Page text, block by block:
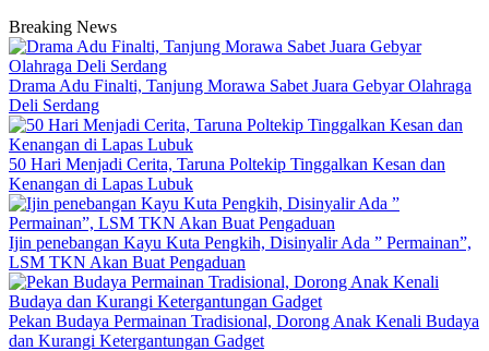
Breaking News
Drama Adu Finalti, Tanjung Morawa Sabet Juara Gebyar Olahraga
Deli Serdang
50 Hari Menjadi Cerita, Taruna Poltekip Tinggalkan Kesan dan
Kenangan di Lapas Lubuk
Ijin penebangan Kayu Kuta Pengkih, Disinyalir Ada ” Permainan”,
LSM TKN Akan Buat Pengaduan
Pekan Budaya Permainan Tradisional, Dorong Anak Kenali Budaya
dan Kurangi Ketergantungan Gadget